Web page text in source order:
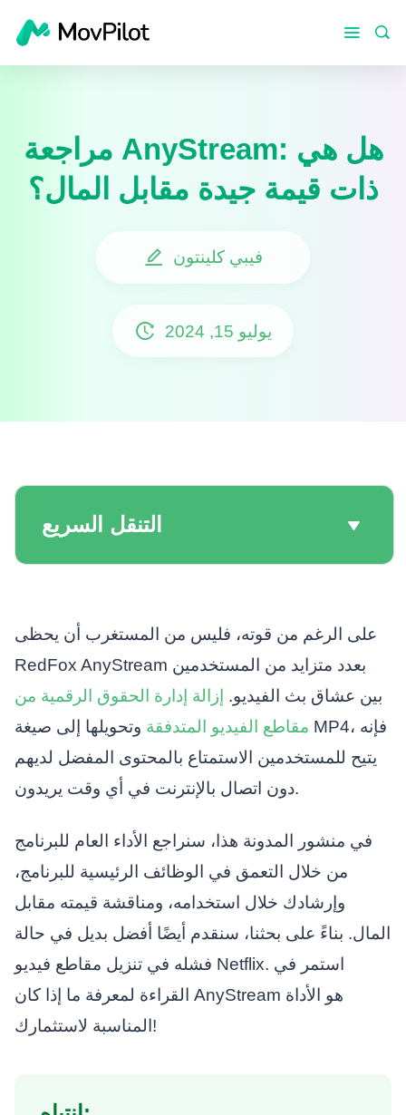
مراجعة AnyStream: هل هي
ذات قيمة جيدة مقابل المال؟
فيبي كلينتون
يوليو 15, 2024
التنقل السريع
على الرغم من قوته، فليس من المستغرب أن يحظى
RedFox AnyStream بعدد متزايد من المستخدمين
بين عشاق بث الفيديو. إزالة إدارة الحقوق الرقمية من
مقاطع الفيديو المتدفقة وتحويلها إلى صيغة MP4، فإنه
يتيح للمستخدمين الاستمتاع بالمحتوى المفضل لديهم
دون اتصال بالإنترنت في أي وقت يريدون.
في منشور المدونة هذا، سنراجع الأداء العام للبرنامج
من خلال التعمق في الوظائف الرئيسية للبرنامج،
وإرشادك خلال استخدامه، ومناقشة قيمته مقابل
المال. بناءً على بحثنا، سنقدم أيضًا أفضل بديل في حالة
فشله في تنزيل مقاطع فيديو Netflix. استمر في
القراءة لمعرفة ما إذا كان AnyStream هو الأداة
المناسبة لاستثمارك!